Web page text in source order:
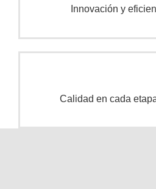
Innovación y
Calidad en cada